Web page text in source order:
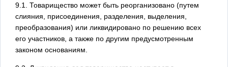
9.1. Товарищество может быть реорганизовано (путем
слияния, присоединения, разделения, выделения,
преобразования) или ликвидировано по решению всех
его участников, а также по другим предусмотренным
законом основаниям.